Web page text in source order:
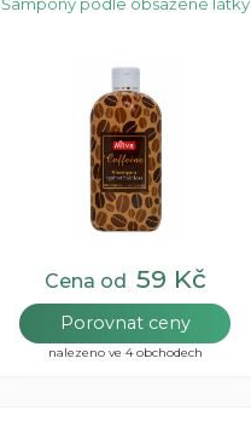
Šampony podle obsažené látky
Cena od 59 Kč
Porovnat ceny
nalezeno ve 4 obchodech